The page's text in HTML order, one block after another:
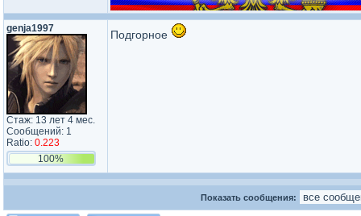
genja1997
Стаж: 13 лет 4 мес.
Сообщений: 1
Ratio: 0.223
100%
Подгорное
Показать сообщения: